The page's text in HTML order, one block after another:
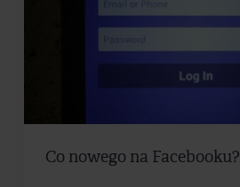
Co nowego na Facebooku?